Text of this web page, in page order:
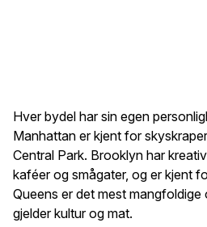
Hver bydel har sin egen
Manhattan er kjent for
Central Park. Brooklyn har
kaféer og smågater, og er kjent
Queens er det mest mangfoldige
gjelder kultur og mat.